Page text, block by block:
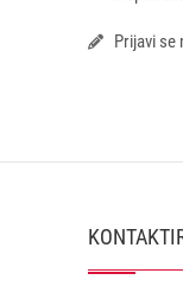
Prijavi se